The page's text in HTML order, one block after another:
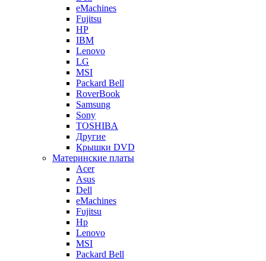
eMachines
Fujitsu
HP
IBM
Lenovo
LG
MSI
Packard Bell
RoverBook
Samsung
Sony
TOSHIBA
Другие
Крышки DVD
Материнские платы
Acer
Asus
Dell
eMachines
Fujitsu
Hp
Lenovo
MSI
Packard Bell